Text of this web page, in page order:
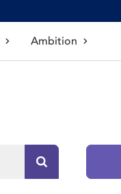
Ambition
Rechercher sur